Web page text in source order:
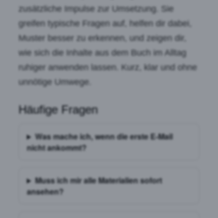
zusätzliche Impulse zur Umsetzung. Sie
greifen typische Fragen auf, helfen dir dabei,
Muster besser zu erkennen, und zeigen dir,
wie sich die Inhalte aus dem Buch im Alltag
ruhiger anwenden lassen. Kurz, klar und ohne
unnötige Umwege.
Häufige Fragen
Was mache ich, wenn die erste E-Mail
nicht ankommt?
Muss ich mir alle Materialien sofort
ansehen?